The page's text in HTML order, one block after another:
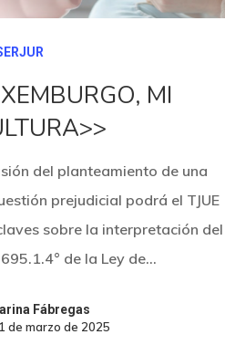
MI
del planteamiento de una
prejudicial podrá el TJUE
sobre la interpretación del
de la Ley de…
Fábregas
de marzo de 2025